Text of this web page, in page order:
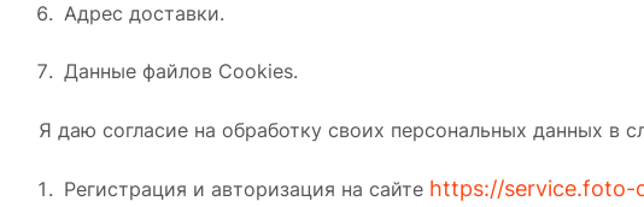
Адрес доставки.
Данные файлов Сookies.
Я даю согласие на обработку своих персональных данных в
Регистрация и авторизация на сайте https://service.foto-